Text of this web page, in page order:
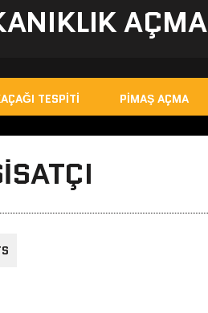
AÇMA
TESPITI PIMAŞ AÇMA